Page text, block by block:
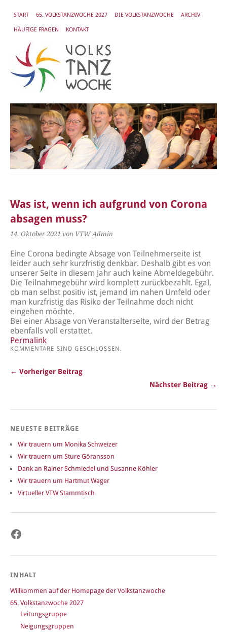
START 65. VOLKSTANZWOCHE 2027 DIE VOLKSTANZWOCHE ARCHIV
HÄUFIGE FRAGEN KONTAKT
Was ist, wenn ich aufgrund von Corona
absagen muss?
14. Oktober 2021 von VTW Admin
Eine Corona bedingte Absage von Teilnehmerseite ist
leider auch sehr kurzfristig denkbar. Deshalb gibt es von
unserer Seite in diesem Jahr auch keine Abmeldegebühr.
Die Teilnahmegebühr wird komplett zurückbezahlt. Egal,
ob man selbst positiv ist, jemand im nahen Umfeld oder
man kurzfristig das Risiko der Teilnahme doch nicht
eingehen möchte.
Bei einer Absage von Veranstalterseite, wird der Betrag
ebenfalls voll erstattet.
Permalink
KOMMENTARE SIND GESCHLOSSEN.
← Vorheriger Beitrag
Nächster Beitrag →
NEUESTE BEITRÄGE
Wir trauern um Monika Schweizer
Wir trauern um Sture Göransson
Dank an Rainer Schmiedel und Susanne Köhler
Wir trauern um Hartmut Wager
Virtueller VTW Stammtisch
Facebook
INHALT
Willkommen auf der Homepage der Volkstanzwoche
65. Volkstanzwoche 2027
Leitungsgruppe
Neigungsgruppen